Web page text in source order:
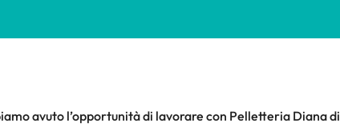
avuto l’opportunità di lavorare con Pelletteria Diana di